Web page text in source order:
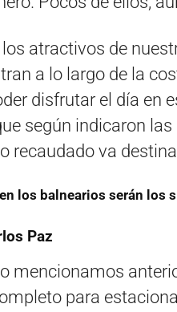
los atractivos de
a lo largo de la
disfrutar el día en
según indicaron
recaudado va
los balnearios serán los
Paz
mencionamos
para